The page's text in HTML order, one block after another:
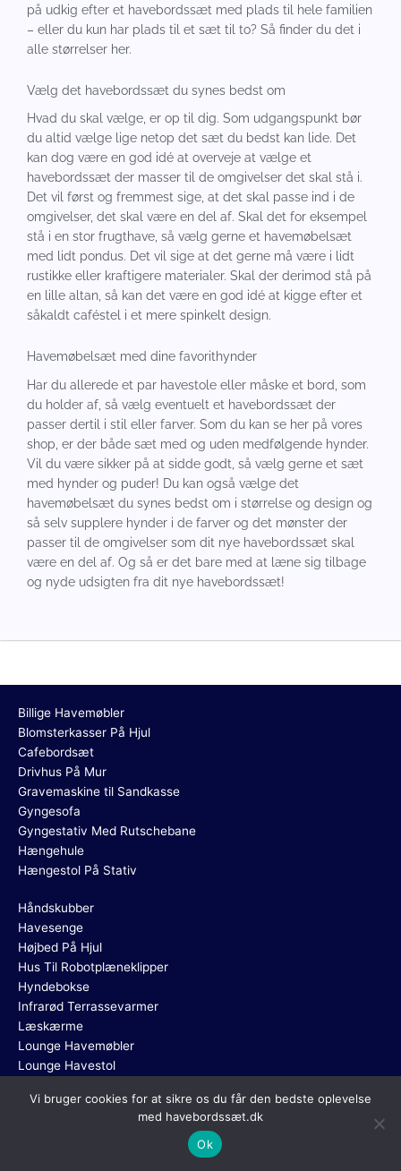
på udkig efter et havebordssæt med plads til hele familien
– eller du kun har plads til et sæt til to? Så finder du det i
alle størrelser her.
Vælg det havebordssæt du synes bedst om
Hvad du skal vælge, er op til dig. Som udgangspunkt bør
du altid vælge lige netop det sæt du bedst kan lide. Det
kan dog være en god idé at overveje at vælge et
havebordssæt der masser til de omgivelser det skal stå i.
Det vil først og fremmest sige, at det skal passe ind i de
omgivelser, det skal være en del af. Skal det for eksempel
stå i en stor frugthave, så vælg gerne et havemøbelsæt
med lidt pondus. Det vil sige at det gerne må være i lidt
rustikke eller kraftigere materialer. Skal der derimod stå på
en lille altan, så kan det være en god idé at kigge efter et
såkaldt caféstel i et mere spinkelt design.
Havemøbelsæt med dine favorithynder
Har du allerede et par havestole eller måske et bord, som
du holder af, så vælg eventuelt et havebordssæt der
passer dertil i stil eller farver. Som du kan se her på vores
shop, er der både sæt med og uden medfølgende hynder.
Vil du være sikker på at sidde godt, så vælg gerne et sæt
med hynder og puder! Du kan også vælge det
havemøbelsæt du synes bedst om i størrelse og design og
så selv supplere hynder i de farver og det mønster der
passer til de omgivelser som dit nye havebordssæt skal
være en del af. Og så er det bare med at læne sig tilbage
og nyde udsigten fra dit nye havebordssæt!
Billige Havemøbler
Blomsterkasser På Hjul
Cafebordsæt
Drivhus På Mur
Gravemaskine til Sandkasse
Gyngesofa
Gyngestativ Med Rutschebane
Hængehule
Hængestol På Stativ
Håndskubber
Havesenge
Højbed På Hjul
Hus Til Robotplæneklipper
Hyndebokse
Infrarød Terrassevarmer
Læskærme
Lounge Havemøbler
Lounge Havestol
Lounge Sofa
Vi bruger cookies for at sikre os du får den bedste oplevelse
med havebordssæt.dk
Ok